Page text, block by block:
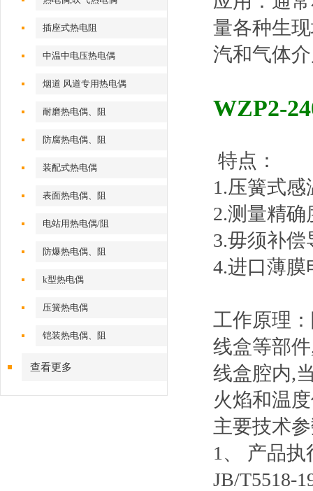
插座式热电阻
中温中电压热电偶
烟道 风道专用热电偶
耐磨热电偶、阻
防腐热电偶、阻
装配式热电偶
表面热电偶、阻
电站用热电偶/阻
防爆热电偶、阻
k型热电偶
压簧热电偶
铠装热电偶、阻
查看更多
量各种生
汽和气体
WZP2-
特点：
1.压簧式
2.测量精确
3.毋须补
4.进口薄膜
工作原理
线盒等部
线盒腔内,
火焰和温
主要技术
1、 产品执
JB/T5518-